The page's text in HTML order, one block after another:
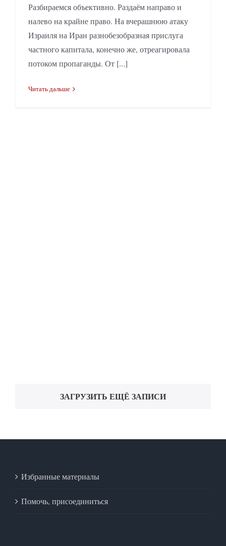
Разбираемся объективно. Раздаём направо и
налево на крайне право. На вчерашнюю атаку
Израиля на Иран разнобезобразная прислуга
частного капитала, конечно же, отреагировала
потоком пропаганды. От [...]
Читать дальше
ЗАГРУЗИТЬ ЕЩЁ ЗАПИСИ
Избранные материалы
Помочь, присоединиться